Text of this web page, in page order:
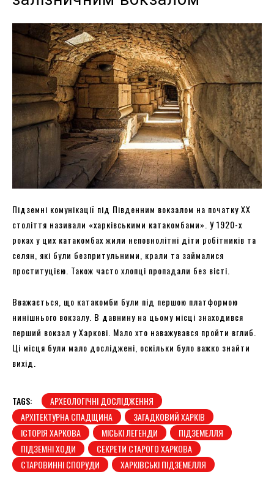
Підземні комунікації під Південним вокзалом на початку XX
століття називали «харківськими катакомбами». У 1920-х
роках у цих катакомбах жили неповнолітні діти робітників та
селян, які були безпритульними, крали та займалися
проституцією. Також часто хлопці пропадали без вісті.
Вважається, що катакомби були під першою платформою
нинішнього вокзалу. В давнину на цьому місці знаходився
перший вокзал у Харкові. Мало хто наважувався пройти вглиб.
Ці місця були мало досліджені, оскільки було важко знайти
вихід.
TAGS:
АРХЕОЛОГІЧНІ ДОСЛІДЖЕННЯ
АРХІТЕКТУРНА СПАДЩИНА
ЗАГАДКОВИЙ ХАРКІВ
ІСТОРІЯ ХАРКОВА
МІСЬКІ ЛЕГЕНДИ
ПІДЗЕМЕЛЛЯ
ПІДЗЕМНІ ХОДИ
СЕКРЕТИ СТАРОГО ХАРКОВА
СТАРОВИННІ СПОРУДИ
ХАРКІВСЬКІ ПІДЗЕМЕЛЛЯ